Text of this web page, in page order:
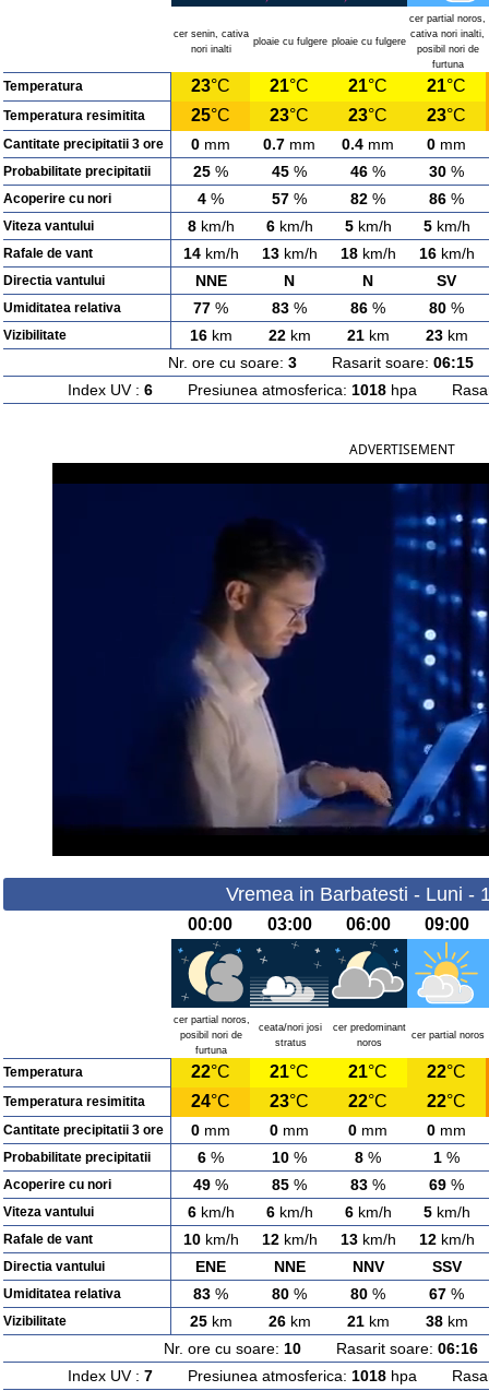
cer senin, cativa
nori inalti
ploaie cu fulgere ploaie cu fulgere
cer partial noros,
cativa nori inalti,
posibil nori de
furtuna
Temperatura 23°C 21°C 21°C 21°C
Temperatura resimitita 25°C 23°C 23°C 23°C
Cantitate precipitatii 3 ore 0 mm 0.7 mm 0.4 mm 0 mm
Probabilitate precipitatii 25 % 45 % 46 % 30 %
Acoperire cu nori 4 % 57 % 82 % 86 %
Viteza vantului 8km/h 6km/h 5km/h 5km/h
Rafale de vant 14km/h 13km/h 18km/h 16km/h
Directia vantului NNE N N SV
Umiditatea relativa 77 % 83 % 86 % 80 %
Vizibilitate 16km 22km 21km 23km
Nr. ore cu soare: 3Rasarit soare: 06:15
Index UV : 6Presiunea atmosferica: 1018hpa
ADVERTISEMENT
Vremea in Barbatesti - Luni -
00:00 03:00 06:00 09:00
cer partial noros,
posibil nori de
furtuna
ceata/nori josi
stratus
cer predominant
noros
cer partial noros
Temperatura 22°C 21°C 21°C 22°C
Temperatura resimitita 24°C 23°C 22°C 22°C
Cantitate precipitatii 3 ore 0 mm 0 mm 0 mm 0 mm
Probabilitate precipitatii 6 % 10 % 8 % 1 %
Acoperire cu nori 49 % 85 % 83 % 69 %
Viteza vantului 6km/h 6km/h 6km/h 5km/h
Rafale de vant 10km/h 12km/h 13km/h 12km/h
Directia vantului ENE NNE NNV SSV
Umiditatea relativa 83 % 80 % 80 % 67 %
Vizibilitate 25km 26km 21km 38km
Nr. ore cu soare: 10Rasarit soare: 06:16
Index UV : 7Presiunea atmosferica: 1018hpa